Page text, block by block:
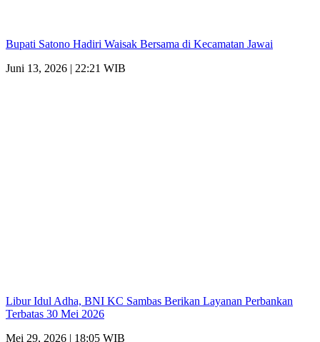
Bupati Satono Hadiri Waisak Bersama di Kecamatan Jawai
Juni 13, 2026 | 22:21 WIB
Libur Idul Adha, BNI KC Sambas Berikan Layanan Perbankan
Terbatas 30 Mei 2026
Mei 29, 2026 | 18:05 WIB